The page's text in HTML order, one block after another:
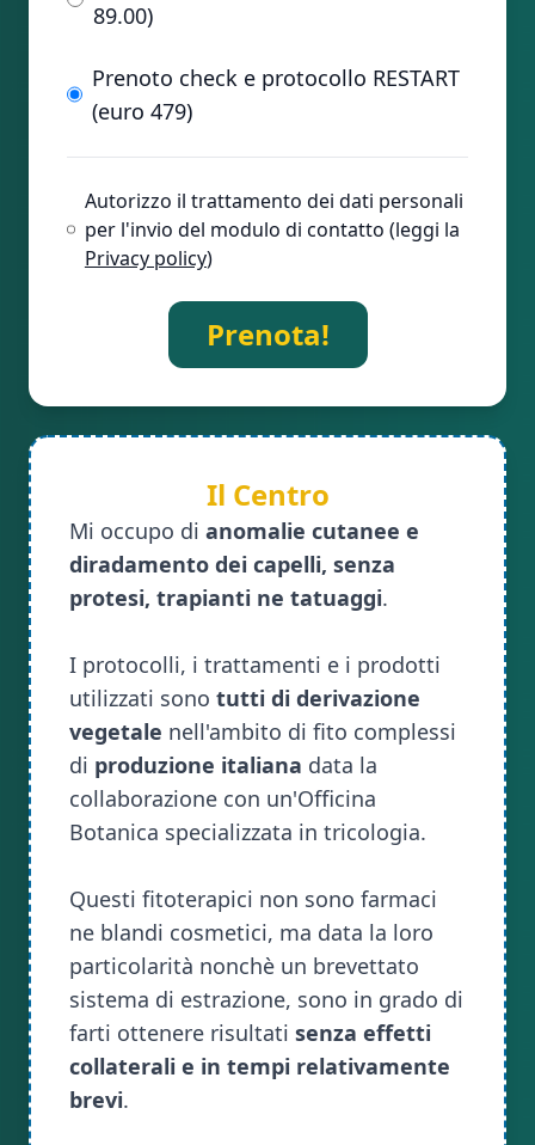
89.00)
Prenoto check e protocollo RESTART
(euro 479)
Autorizzo il trattamento dei dati personali
per l'invio del modulo di contatto (leggi la
Privacy policy)
Prenota!
Il Centro
Mi occupo di anomalie cutanee e
diradamento dei capelli, senza
protesi, trapianti ne tatuaggi.
I protocolli, i trattamenti e i prodotti
utilizzati sono tutti di derivazione
vegetale nell'ambito di fito complessi
di produzione italiana data la
collaborazione con un'Officina
Botanica specializzata in tricologia.
Questi fitoterapici non sono farmaci
ne blandi cosmetici, ma data la loro
particolarità nonchè un brevettato
sistema di estrazione, sono in grado di
farti ottenere risultati senza effetti
collaterali e in tempi relativamente
brevi.